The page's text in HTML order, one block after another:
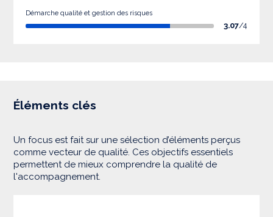
Démarche qualité et gestion des risques
3.07/4
Éléments clés
Un focus est fait sur une sélection d’éléments perçus
comme vecteur de qualité. Ces objectifs essentiels
permettent de mieux comprendre la qualité de
l'accompagnement.